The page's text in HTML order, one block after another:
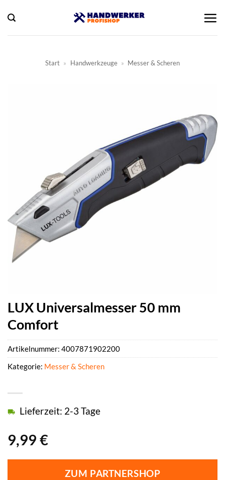
Inhalt
springen
Start » Handwerkzeuge » Messer & Scheren
LUX Universalmesser 50 mm
Comfort
9,99 €
Lieferzeit: 2-3 Tage
ZUM PARTNERSHOP
Artikelnummer: 4007871902200
Kategorie: Messer & Scheren